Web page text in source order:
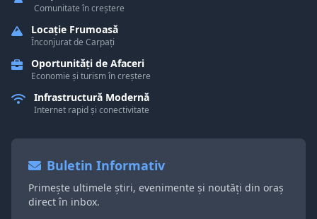
Comunitate în creștere
Locație Frumoasă
Înconjurat de Carpați
Oportunități de Afaceri
Economie și turism în creștere
Infrastructură Modernă
Internet rapid și conectivitate
Buletin Informativ
Primește ultimele știri, evenimente și noutăți din oraș
direct în inbox.